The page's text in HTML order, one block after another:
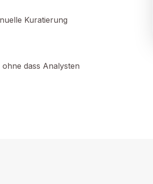
Kuratierung
dass Analysten